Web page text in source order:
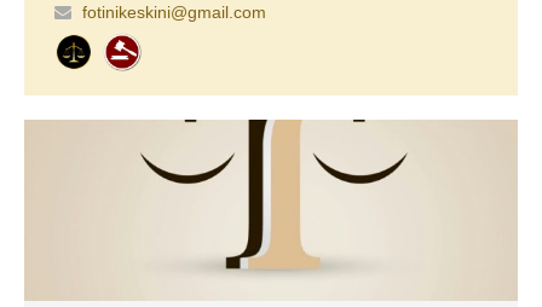
fotinikeskini@gmail.com